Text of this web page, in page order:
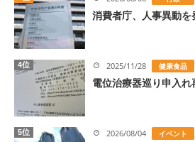
消費者庁、人事異動
4位 2025/11/28 健康食品
電位治療器巡り申入
5位 2026/08/04 イベント